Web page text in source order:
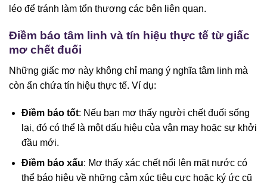
léo để tránh làm tổn thương các bên liên quan.
Điềm báo tâm linh và tín hiệu thực tế từ giấc
mơ chết đuối
Những giấc mơ này không chỉ mang ý nghĩa tâm linh mà
còn ẩn chứa tín hiệu thực tế. Ví dụ:
Điềm báo tốt: Nếu bạn mơ thấy người chết đuối sống
lại, đó có thể là một dấu hiệu của vận may hoặc sự khởi
đầu mới.
Điềm báo xấu: Mơ thấy xác chết nổi lên mặt nước có
thể báo hiệu về những cảm xúc tiêu cực hoặc ký ức cũ